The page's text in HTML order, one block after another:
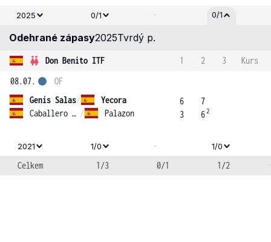
2025
0/1 - 0/1
Odehrané zápasy2025Tvrdý p.
Don Benito ITF 1 2 3
Kurs
08.07.
Genís Salas/
Yecora
Caballero Chica / Palazon
OF
6
3
7
62
2021 1/0 - 1/0
Celkem 1/3 0/1 1/2